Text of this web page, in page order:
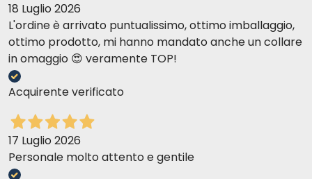
18 Luglio 2026
L'ordine è arrivato puntualissimo, ottimo imballaggio,
ottimo prodotto, mi hanno mandato anche un collare
in omaggio 😍 veramente TOP!
Acquirente verificato
17 Luglio 2026
Personale molto attento e gentile